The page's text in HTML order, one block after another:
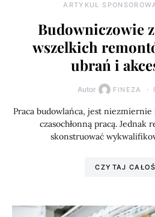
ARTYKUŁ
Budowniczowie
wszelkich
ubrań i
Autor FINEZA
Praca budowlańca, jest
czasochłonną pracą. Jednak
skonstruować
CZYTAJ